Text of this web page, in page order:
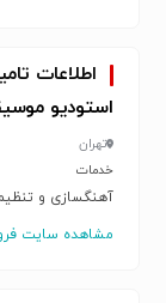
اطلاعات
استودیو
تهران
خدمات
آهنگسازی و
مشاهده سایت